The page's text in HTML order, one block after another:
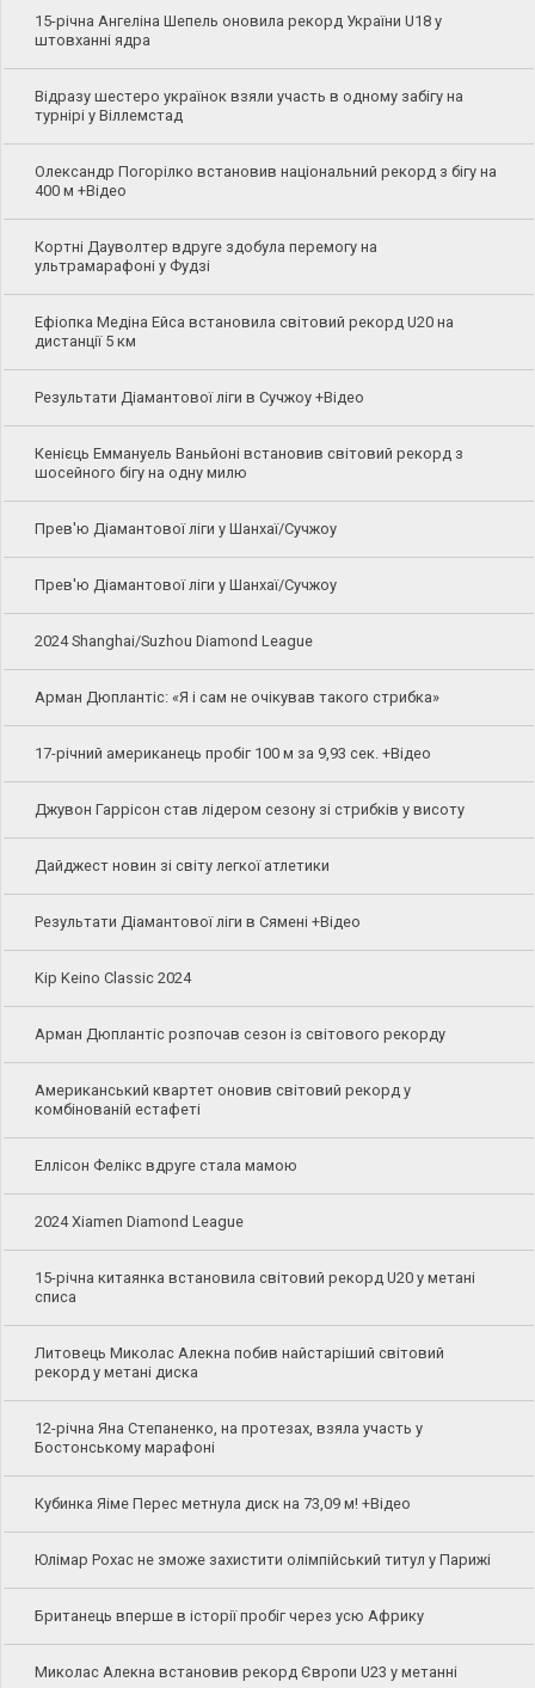
15-річна Ангеліна Шепель оновила рекорд України U18 у
штовханні ядра
Відразу шестеро українок взяли участь в одному забігу на
турнірі у Віллемстад
Олександр Погорілко встановив національний рекорд з бігу на
400 м +Відео
Кортні Дауволтер вдруге здобула перемогу на
ультрамарафоні у Фудзі
Ефіопка Медіна Ейса встановила світовий рекорд U20 на
дистанції 5 км
Результати Діамантової ліги в Сучжоу +Відео
Кенієць Еммануель Ваньйоні встановив світовий рекорд з
шосейного бігу на одну милю
Прев'ю Діамантової ліги у Шанхаї/Сучжоу
Прев'ю Діамантової ліги у Шанхаї/Сучжоу
2024 Shanghai/Suzhou Diamond League
Арман Дюплантіс: «Я і сам не очікував такого стрибка»
17-річний американець пробіг 100 м за 9,93 сек. +Відео
Джувон Гаррісон став лідером сезону зі стрибків у висоту
Дайджест новин зі світу легкої атлетики
Результати Діамантової ліги в Сямені +Відео
Kip Keino Classic 2024
Арман Дюплантіс розпочав сезон із світового рекорду
Американський квартет оновив світовий рекорд у
комбінованій естафеті
Еллісон Фелікс вдруге стала мамою
2024 Xiamen Diamond League
15-річна китаянка встановила світовий рекорд U20 у метані
списа
Литовець Миколас Алекна побив найстаріший світовий
рекорд у метані диска
12-річна Яна Степаненко, на протезах, взяла участь у
Бостонському марафоні
Кубинка Яіме Перес метнула диск на 73,09 м! +Відео
Юлімар Рохас не зможе захистити олімпійський титул у Парижі
Британець вперше в історії пробіг через усю Африку
Миколас Алекна встановив рекорд Європи U23 у метанні